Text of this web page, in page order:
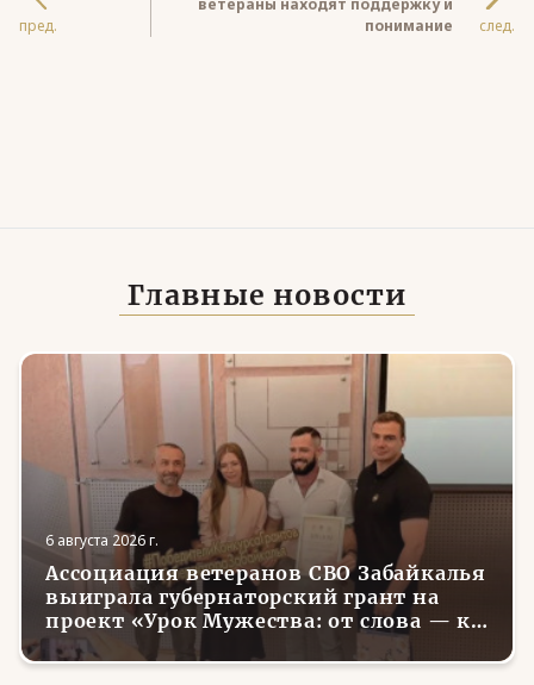
пред.
понимание
след.
Главные новости
6 августа 2026 г.
Ассоциация ветеранов СВО Забайкалья
выиграла губернаторский грант на
проект «Урок Мужества: от слова — к
делу»